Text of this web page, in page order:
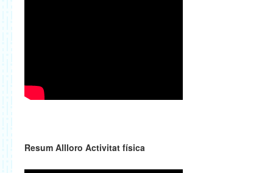
Resum Allloro Activitat física